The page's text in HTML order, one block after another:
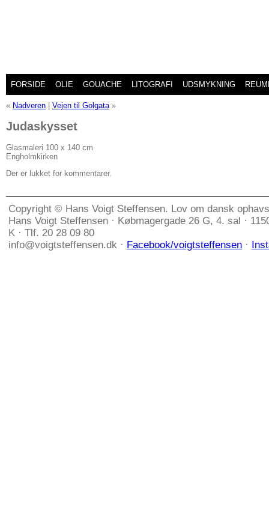
FORSIDE OLIE GOUACHE LITOGRAFI UDSMYKNING
« Nadveren Vejen til Golgata»
Judaskysset
Glasmaleri 100 x 140 cm
Engholmkirken
Der er lukket for kommentarer.
Copyright © Hans Voigt Steffensen. Lov om dansk
Hans Voigt Steffensen · Købmagergade 26 G, 4. sal ·
K · Tlf. 20 28 09 80
info@voigtsteffensen.dk · Facebook/voigtsteffensen ·